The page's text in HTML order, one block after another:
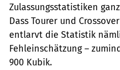
Zulassungsstatistiken
Dass Tourer und
entlarvt die Statistik
Fehleinschätzung –
900 Kubik.